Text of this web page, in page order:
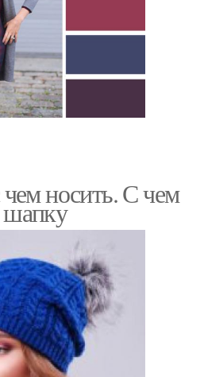
носить. С чем